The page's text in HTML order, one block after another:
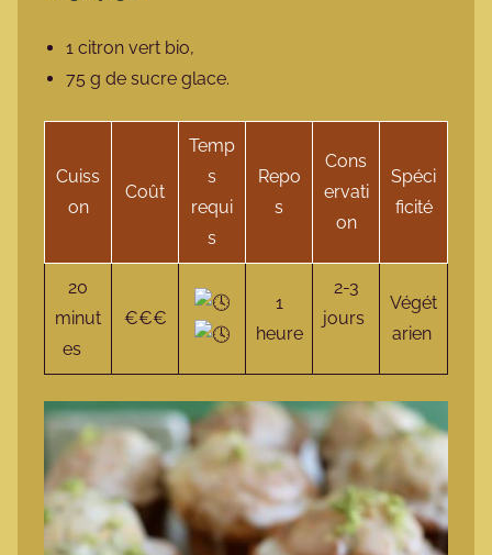
1 citron vert bio,
75 g de sucre glace.
Cuiss
on
Coût
Temp
s
requi
s
Repo
s
Cons
ervati
on
Spéci
ficité
20
minut
es
€€€
1
heure
2-3
jours
Végét
arien